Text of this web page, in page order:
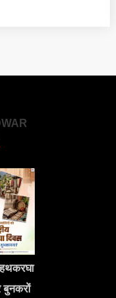
हथकरघा
बुनकरों